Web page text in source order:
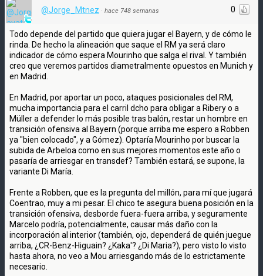
0
@Jorge_Mtnez · hace 748 semanas
Todo depende del partido que quiera jugar el Bayern, y de cómo le
rinda. De hecho la alineación que saque el RM ya será claro
indicador de cómo espera Mourinho que salga el rival. Y también
creo que veremos partidos diametralmente opuestos en Munich y
en Madrid.
En Madrid, por aportar un poco, ataques posicionales del RM,
mucha importancia para el carril dcho para obligar a Ribery o a
Müller a defender lo más posible tras balón, restar un hombre en
transición ofensiva al Bayern (porque arriba me espero a Robben
ya "bien colocado", y a Gómez). Optaría Mourinho por buscar la
subida de Arbeloa como en sus mejores momentos este año o
pasaría de arriesgar en transdef? También estará, se supone, la
variante Di María.
Frente a Robben, que es la pregunta del millón, para mí que jugará
Coentrao, muy a mi pesar. El chico te asegura buena posición en la
transición ofensiva, desborde fuera-fuera arriba, y seguramente
Marcelo podría, potencialmente, causar más daño con la
incorporación al interior (también, ojo, dependerá de quién juegue
arriba, ¿CR-Benz-Higuain? ¿Kaka'? ¿Di Maria?), pero visto lo visto
hasta ahora, no veo a Mou arriesgando más de lo estrictamente
necesario.